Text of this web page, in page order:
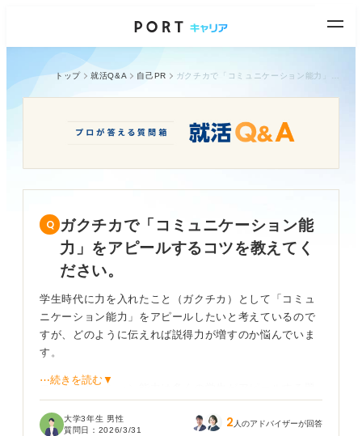
トップ 就活Q&A 自己PR
ガクチカで「コミュニケーション能
力」をアピールするコツを教えてく
ださい。
学生時代に力を入れたこと（ガクチカ）として「コミュ
ニケーション能力」をアピールしたいと考えているので
すが、どのように伝えれば説得力が増すのか悩んでいま
す。
コミュニケーション能力は多くの学生がアピールする題
では、自分の強みがうまく伝わらないのではないかと不
⋯続きを読む▼
大学3年生 男性
質問日： 2026/3/31 2 人のアドバイザーが回答